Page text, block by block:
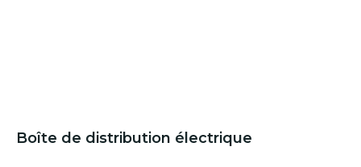
Boîte de distribution électrique